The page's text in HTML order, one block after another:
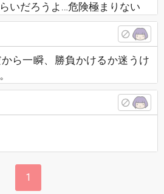
いだろうよ…危険極まりない
ら一瞬、勝負かけるか迷うけ
1